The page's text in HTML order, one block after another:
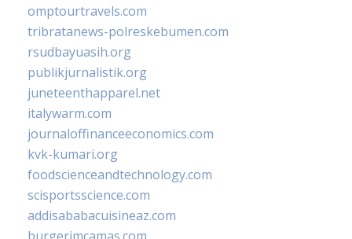
omptourtravels.com
tribratanews-polreskebumen.com
rsudbayuasih.org
publikjurnalistik.org
juneteenthapparel.net
italywarm.com
journaloffinanceeconomics.com
kvk-kumari.org
foodscienceandtechnology.com
scisportsscience.com
addisababacuisineaz.com